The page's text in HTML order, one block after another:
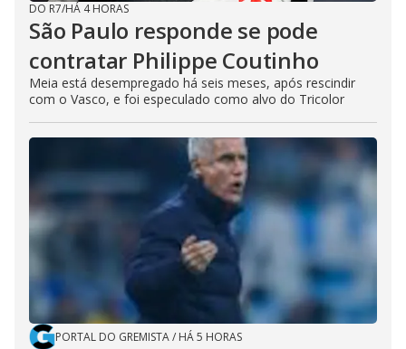
DO R7/HÁ 4 HORAS
São Paulo responde se pode
contratar Philippe Coutinho
Meia está desempregado há seis meses, após rescindir
com o Vasco, e foi especulado como alvo do Tricolor
PORTAL DO GREMISTA/ HÁ 5 HORAS